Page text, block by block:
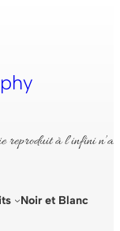
reproduit à l’infini n’a
Noir et Blanc